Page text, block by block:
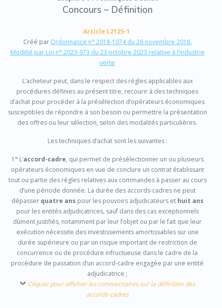
Concours – Définition
Article L2125-1
Créé par Ordonnance n° 2018-1074 du 26 novembre 2018.
Modifié par Loi n° 2023-973 du 23 octobre 2023 relative à l’industrie
verte
L’acheteur peut, dans le respect des règles applicables aux
procédures définies au présent titre, recourir à des techniques
d’achat pour procéder à la présélection d’opérateurs économiques
susceptibles de répondre à son besoin ou permettre la présentation
des offres ou leur sélection, selon des modalités particulières.
Les techniques d’achat sont les suivantes :
1° L’accord-cadre, qui permet de présélectionner un ou plusieurs
opérateurs économiques en vue de conclure un contrat établissant
tout ou partie des règles relatives aux commandes à passer au cours
d’une période donnée. La durée des accords-cadres ne peut
dépasser quatre ans pour les pouvoirs adjudicateurs et huit ans
pour les entités adjudicatrices, sauf dans des cas exceptionnels
dûment justifiés, notamment par leur l’objet ou par le fait que leur
exécution nécessite des investissements amortissables sur une
durée supérieure ou par un risque important de restriction de
concurrence ou de procédure infructueuse dans le cadre de la
procédure de passation d’un accord-cadre engagée par une entité
adjudicatrice ;
Cliquez pour afficher les commentaires sur la définition des
accords-cadres